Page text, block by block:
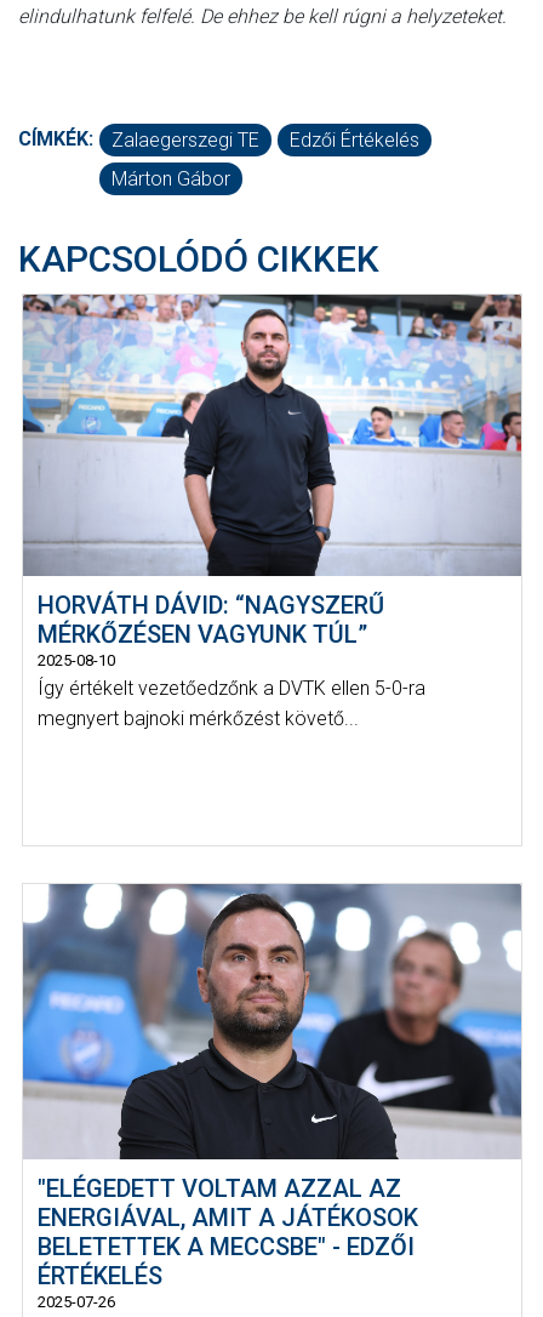
elindulhatunk felfelé. De ehhez be kell rúgni a helyzeteket.
CÍMKÉK: Zalaegerszegi TE
Edzői Értékelés
Márton Gábor
KAPCSOLÓDÓ CIKKEK
HORVÁTH DÁVID: “NAGYSZERŰ
MÉRKŐZÉSEN VAGYUNK TÚL”
2025-08-10
Így értékelt vezetőedzőnk a DVTK ellen 5-0-ra
megnyert bajnoki mérkőzést követő...
"ELÉGEDETT VOLTAM AZZAL AZ
ENERGIÁVAL, AMIT A JÁTÉKOSOK
BELETETTEK A MECCSBE" - EDZŐI
ÉRTÉKELÉS
2025-07-26